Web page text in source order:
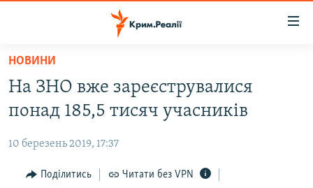
Перейти
основного
матеріалу
до
навігації
ПОЛІТИКА
БЛОГИ
НОВИНИ
На ЗНО вже зареєструвалися
понад 185,5 тисяч учасників
10 березень 2019, 17:37
Поділитись Читати без VPN